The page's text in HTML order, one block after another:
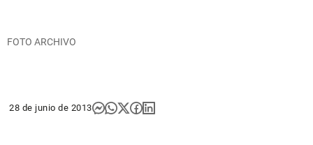
FOTO ARCHIVO
28 de junio de 2013